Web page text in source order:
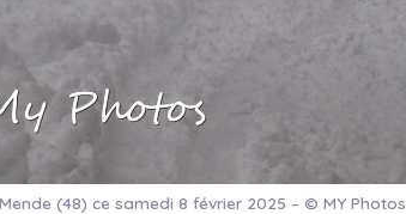
(48) ce samedi 8 février 2025 – © MY Photos